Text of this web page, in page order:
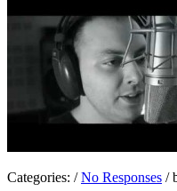
Categories: / No Responses /